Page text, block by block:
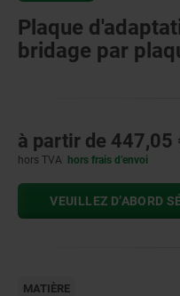
Plaque
bridage par
à partir de 447,05
hors TVA hors frais d’envoi
VEUILLEZ D’ABORD
MATIÈRE